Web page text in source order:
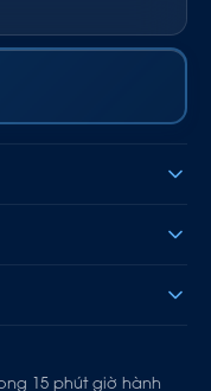
15 phút giờ hành